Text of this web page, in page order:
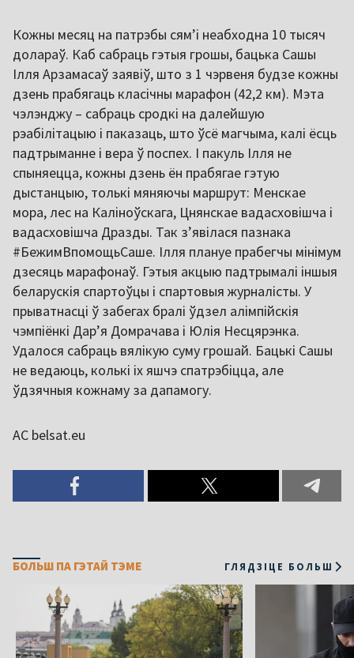
Кожны месяц на патрэбы сямʼі неабходна 10 тысяч
долараў. Каб сабраць гэтыя грошы, бацька Сашы
Ілля Арзамасаў заявіў, што з 1 чэрвеня будзе кожны
дзень прабягаць класічны марафон (42,2 км). Мэта
чэлэнджу – сабраць сродкі на далейшую
рэабілітацыю і паказаць, што ўсё магчыма, калі ёсць
падтрыманне і вера ў поспех. І пакуль Ілля не
спыняецца, кожны дзень ён прабягае гэтую
дыстанцыю, толькі мяняючы маршрут: Менскае
мора, лес на Каліноўскага, Цнянскае вадасховішча і
вадасховішча Дразды. Так зʼявілася пазнака
#БежимВпомощьСаше. Ілля плануе прабегчы мінімум
дзесяць марафонаў. Гэтыя акцыю падтрымалі іншыя
беларускія спартоўцы і спартовыя журналісты. У
прыватнасці ў забегах бралі ўдзел алімпійскія
чэмпіёнкі Дарʼя Домрачава і Юлія Несцярэнка.
Удалося сабраць вялікую суму грошай. Бацькі Сашы
не ведаюць, колькі іх яшчэ спатрэбіцца, але
ўдзячныя кожнаму за дапамогу.
АС belsat.eu
БОЛЬШ ПА ГЭТАЙ ТЭМЕ ГЛЯДЗІЦЕ БОЛЬШ